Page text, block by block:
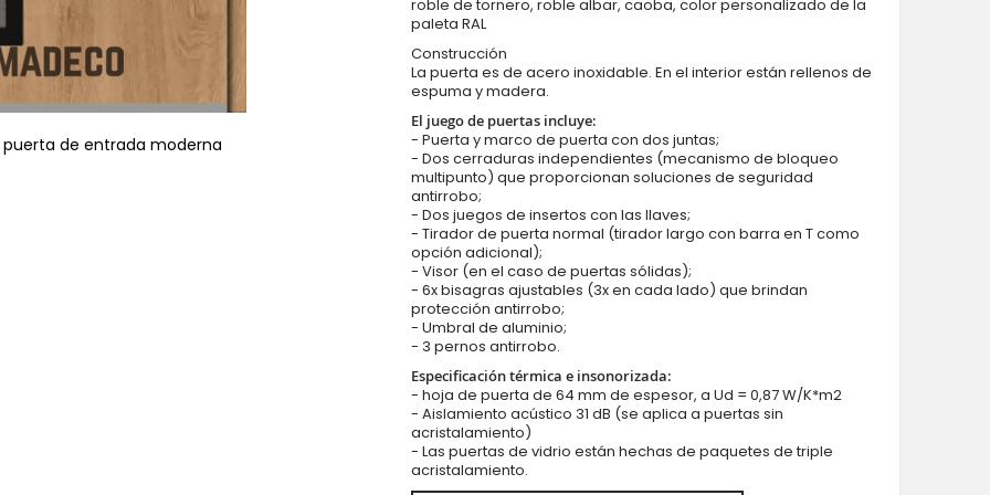
puerta de entrada moderna Fargo GD01B - puerta de entrada moderna
roble de tornero, roble albar, caoba, color personalizado de la
paleta RAL
Construcción
La puerta es de acero inoxidable. En el interior están rellenos de
espuma y madera.
El juego de puertas incluye:
- Puerta y marco de puerta con dos juntas;
- Dos cerraduras independientes (mecanismo de bloqueo
multipunto) que proporcionan soluciones de seguridad
antirrobo;
- Dos juegos de insertos con las llaves;
- Tirador de puerta normal (tirador largo con barra en T como
opción adicional);
- Visor (en el caso de puertas sólidas);
- 6x bisagras ajustables (3x en cada lado) que brindan
protección antirrobo;
- Umbral de aluminio;
- 3 pernos antirrobo.
Especificación térmica e insonorizada:
- hoja de puerta de 64 mm de espesor, a Ud = 0,87 W/K*m2
- Aislamiento acústico 31 dB (se aplica a puertas sin
acristalamiento)
- Las puertas de vidrio están hechas de paquetes de triple
acristalamiento.